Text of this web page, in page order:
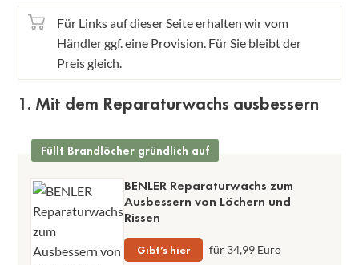
Für Links auf dieser Seite erhalten wir vom
Händler ggf. eine Provision. Für Sie bleibt der
Preis gleich.
1. Mit dem Reparaturwachs ausbessern
Füllt Brandlöcher gründlich auf
BENLER Reparaturwachs zum
Ausbessern von Löchern und
Rissen
Gibt’s hier
für 34,99 Euro